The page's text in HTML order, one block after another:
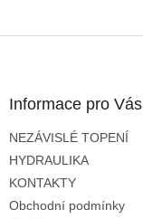
Informace pro Vás
NEZÁVISLÉ TOPENÍ
HYDRAULIKA
KONTAKTY
Obchodní podmínky